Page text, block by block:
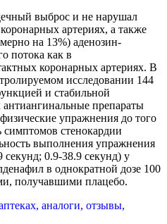
выброс и не нарушал
артериях, а также
на 13%) аденозин-
потока как в
коронарных артериях. В
исследовании 144
и стабильной
препараты
упражнения до того
симптомов стенокардии
выполнения упражнения
0.9-38.9 секунд) у
в однократной дозе 100
получавшими плацебо.